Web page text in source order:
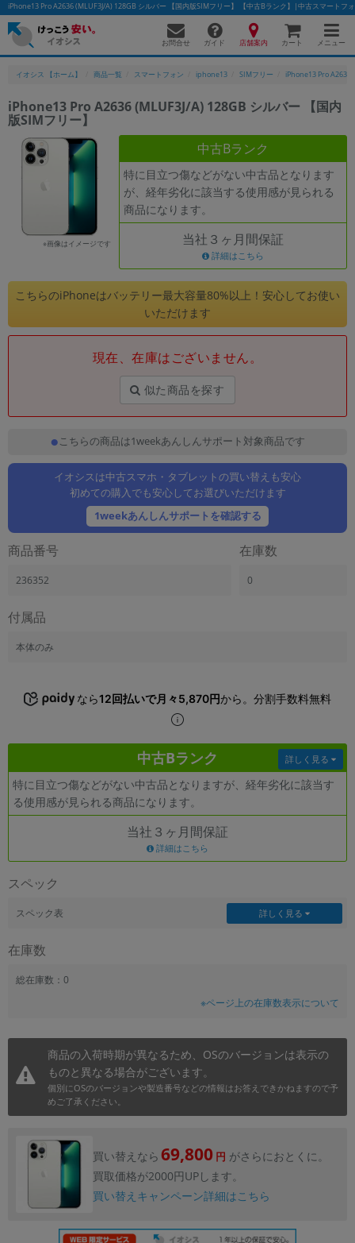
iPhone13 Pro A2636 (MLUF3J/A) 128GB シルバー 【国内版SIMフリー】 【中古Bランク】|中古スマートフ
お問合せ ガイド 店舗案内 カート メニュー
イオシス 【ホーム】 商品一覧 スマートフォン iphone13 SIMフリー iPhone13 Pro A2636
iPhone13 Pro A2636 (MLUF3J/A) 128GB シルバー 【国内
版SIMフリー】
※画像はイメージです
中古Bランク
特に目立つ傷などがない中古品となります
が、経年劣化に該当する使用感が見られる
商品になります。
当社３ヶ月間保証
詳細はこちら
こちらのiPhoneはバッテリー最大容量80%以上！安心してお使い
いただけます
現在、在庫はございません。
似た商品を探す
こちらの商品は1weekあんしんサポート対象商品です
イオシスは中古スマホ・タブレットの買い替えも安心
初めての購入でも安心してお選びいただけます
1weekあんしんサポートを確認する
商品番号
236352
在庫数
0
付属品
本体のみ
なら12回払いで月々5,870円から。分割手数料無料
中古Bランク
特に目立つ傷などがない中古品となりますが、経年劣化に該当す
る使用感が見られる商品になります。
詳しく見る
当社３ヶ月間保証
詳細はこちら
スペック
スペック表 詳しく見る
在庫数
総在庫数：0
※ページ上の在庫数表示について
商品の入荷時期が異なるため、OSのバージョンは表示の
ものと異なる場合がございます。
個別にOSのバージョンや製造番号などの情報はお答えできかねますので予
めご了承ください。
買い替えなら 69,800 円 がさらにおとくに。
買取価格が2000円UPします。
買い替えキャンペーン詳細はこちら
かんたんパソコン検索に切り替える
人気の検索ワード： Let's note
「スマートフォン」「タブレット」など
シリーズ
「iPhone」「Xperia」「Galaxy」など
「Apple」「SONY」「SHARP」など
機能・特徴
商品の搭載機能による絞り込み
「5G対応」「防水」「ワンセグ」など
ランク
「新品」「未使用」「中古」など
CPU
CPUの絞り込み
OS
メモリ
容量
~
~
年 月 まで
各項目のチェックボックスは「or検索」となります。
ただし機能別のみ「and検索」となります。